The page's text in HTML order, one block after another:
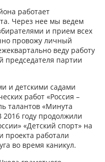
работает
Через нее мы ведем
и прием всех
провожу личный
веду работу
председателя партии
и детскими садами
работ «Россия –
талантов «Минута
году продолжили
«Детский спорт» на
проекта работали
во время каникул.